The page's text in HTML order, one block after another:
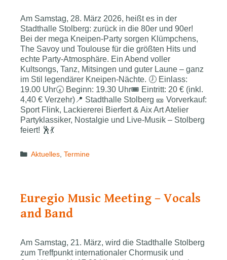
Am Samstag, 28. März 2026, heißt es in der
Stadthalle Stolberg: zurück in die 80er und 90er!
Bei der mega Kneipen-Party sorgen Klümpchens,
The Savoy und Toulouse für die größten Hits und
echte Party-Atmosphäre. Ein Abend voller
Kultsongs, Tanz, Mitsingen und guter Laune – ganz
im Stil legendärer Kneipen-Nächte. 🕖 Einlass:
19.00 Uhr🕢 Beginn: 19.30 Uhr🎟 Eintritt: 20 € (inkl.
4,40 € Verzehr)📍 Stadthalle Stolberg 🎫 Vorverkauf:
Sport Flink, Lackiererei Bierfert & Aix Art Atelier
Partyklassiker, Nostalgie und Live-Musik – Stolberg
feiert! 🕺💃
Categories
Aktuelles ,Termine
Euregio Music Meeting – Vocals
and Band
Am Samstag, 21. März, wird die Stadthalle Stolberg
zum Treffpunkt internationaler Chormusik und